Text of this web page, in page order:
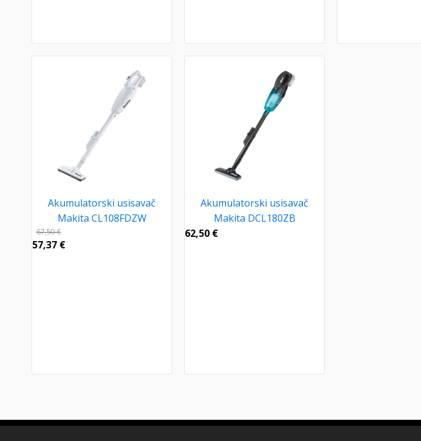
Akumulatorski usisavač
Makita CL108FDZW
67,50€
57,37 €
Akumulatorski usisavač
Makita DCL180ZB
62,50 €